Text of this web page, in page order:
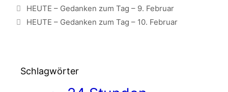
HEUTE – Gedanken zum Tag – 9. Februar
HEUTE – Gedanken zum Tag – 10. Februar
Schlagwörter